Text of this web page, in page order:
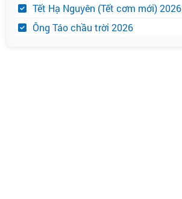
Tết Hạ Nguyên (Tết cơm mới) 2026
Ông Táo chầu trời 2026